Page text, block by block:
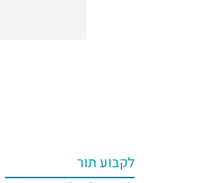
לקבוע תור